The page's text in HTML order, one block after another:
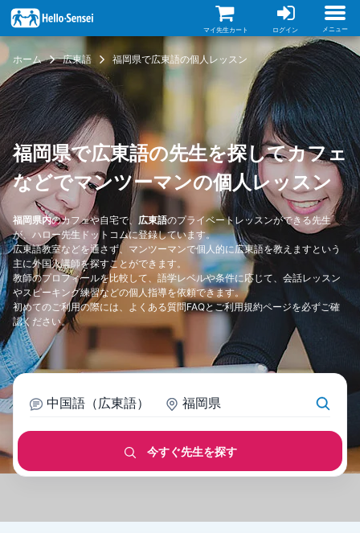
イ
ン
コ
ン
テ
ン
ツ
に
移
動
マイ先生カート ログイン メニュー
ホーム 広東語 福岡県で広東語の個人レッスン
福岡県で広東語の先生を探してカフェ
などでマンツーマンの個人レッスン
福岡県内のカフェや自宅で、 広東語のプライベートレッスンができる先生
が、ハロー先生ドットコムに登録しています。
広東語教室などを通さず、マンツーマンで個人的に広東語を教えますという
主に外国人講師を探すことができます。
教師のプロフィールを比較して、語学レベルや条件に応じて、会話レッスン
やスピーキング練習などの個人指導を依頼できます。
初めてのご利用の際には、 よくある質問FAQとご利用規約ページを必ずご確
認ください。
中国語（広東語） 福岡県
今すぐ先生を探す